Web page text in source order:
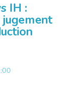
IH :